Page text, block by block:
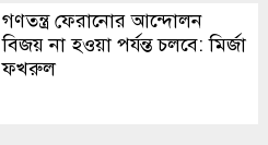
গণতন্ত্র ফেরানোর আন্দোলন
বিজয় না হওয়া পর্যন্ত চলবে: মির্জা
ফখরুল